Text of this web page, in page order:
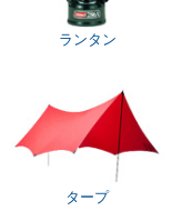
ランタン
タープ